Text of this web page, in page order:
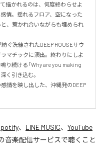
描かれるのは、何度終わらせよ
情。揺れるフロア、空になった
、惹かれ合いながらも埋められ
ぐ洗練されたDEEP HOUSEサウ
マチックに演出。終わりにしよ
り続ける「Why are you making
く引き込む。
情を映し出した、沖縄発のDEEP
、 LINE MUSIC、 YouTube
音楽配信サービスで聴くこと